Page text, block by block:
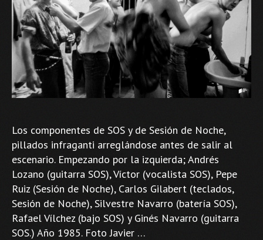
Los componentes de SOS y de Sesión de Noche,
pillados infraganti arreglándose antes de salir al
escenario. Empezando por la izquierda; Andrés
Lozano (guitarra SOS), Víctor (vocalista SOS), Pepe
Ruiz (Sesión de Noche), Carlos Gilabert (teclados,
Sesión de Noche), Silvestre Navarro (batería SOS),
Rafael Vílchez (bajo SOS) y Ginés Navarro (guitarra
SOS.) Año 1985. Foto Javier …